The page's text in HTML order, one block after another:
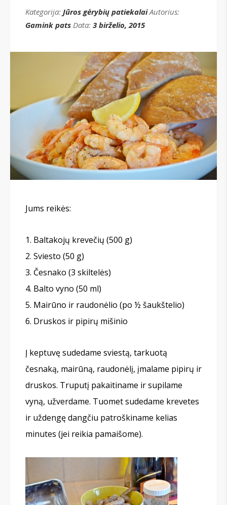
Kategorija: Jūros gėrybių patiekalaiAutorius:
Gamink pats Data: 3 birželio, 2015
Jums reikės:
Baltakojų krevečių (500 g)
Sviesto (50 g)
Česnako (3 skiltelės)
Balto vyno (50 ml)
Mairūno ir raudonėlio (po ½ šaukštelio)
Druskos ir pipirų mišinio
Į keptuvę sudedame sviestą, tarkuotą
česnaką, mairūną, raudonėlį, įmalame pipirų ir
druskos. Truputį pakaitiname ir supilame
vyną, užverdame. Tuomet sudedame krevetes
ir uždengę dangčiu patroškiname kelias
minutes (jei reikia pamaišome).